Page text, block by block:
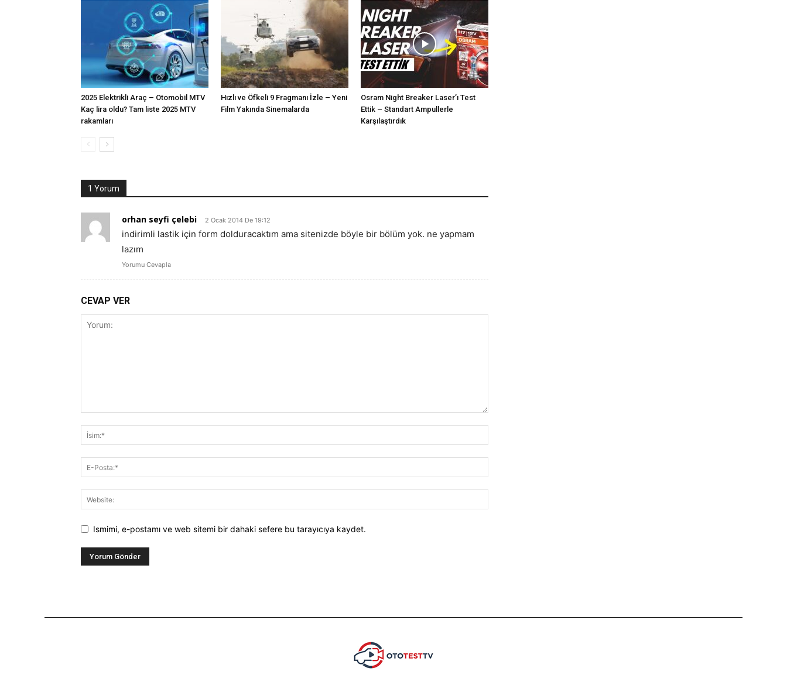
2025 Elektrikli Araç – Otomobil MTV
Kaç lira oldu? Tam liste 2025 MTV
rakamları
Hızlı ve Öfkeli 9 Fragmanı İzle – Yeni
Film Yakında Sinemalarda
Osram Night Breaker Laser’ı Test
Ettik – Standart Ampullerle
Karşılaştırdık
1 Yorum
orhan seyfi çelebi 2 Ocak 2014 De 19:12
indirimli lastik için form dolduracaktım ama sitenizde böyle bir bölüm yok. ne yapmam
lazım
Yorumu Cevapla
CEVAP VER
Ismimi, e-postamı ve web sitemi bir dahaki sefere bu tarayıcıya kaydet.